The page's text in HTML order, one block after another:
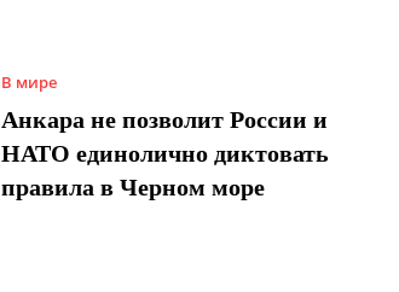
В мире
Анкара не позволит России и
НАТО единолично диктовать
правила в Черном море